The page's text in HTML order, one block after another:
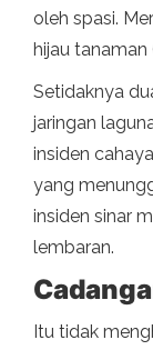
oleh spasi.
hijau tanaman
Setidaknya
jaringan
insiden
yang
insiden sinar
lembaran.
Itu tidak